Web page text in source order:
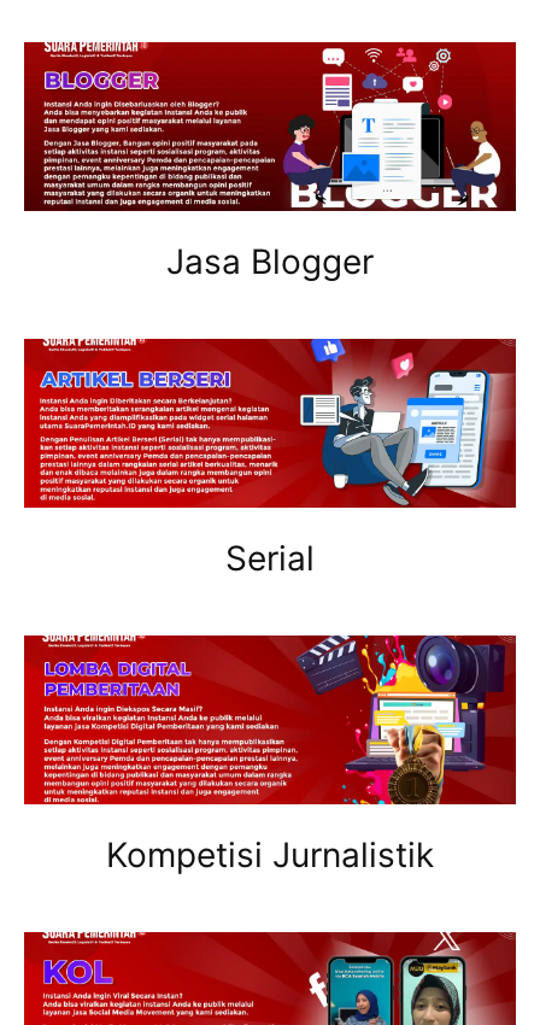
Jasa Blogger
Serial
Kompetisi Jurnalistik